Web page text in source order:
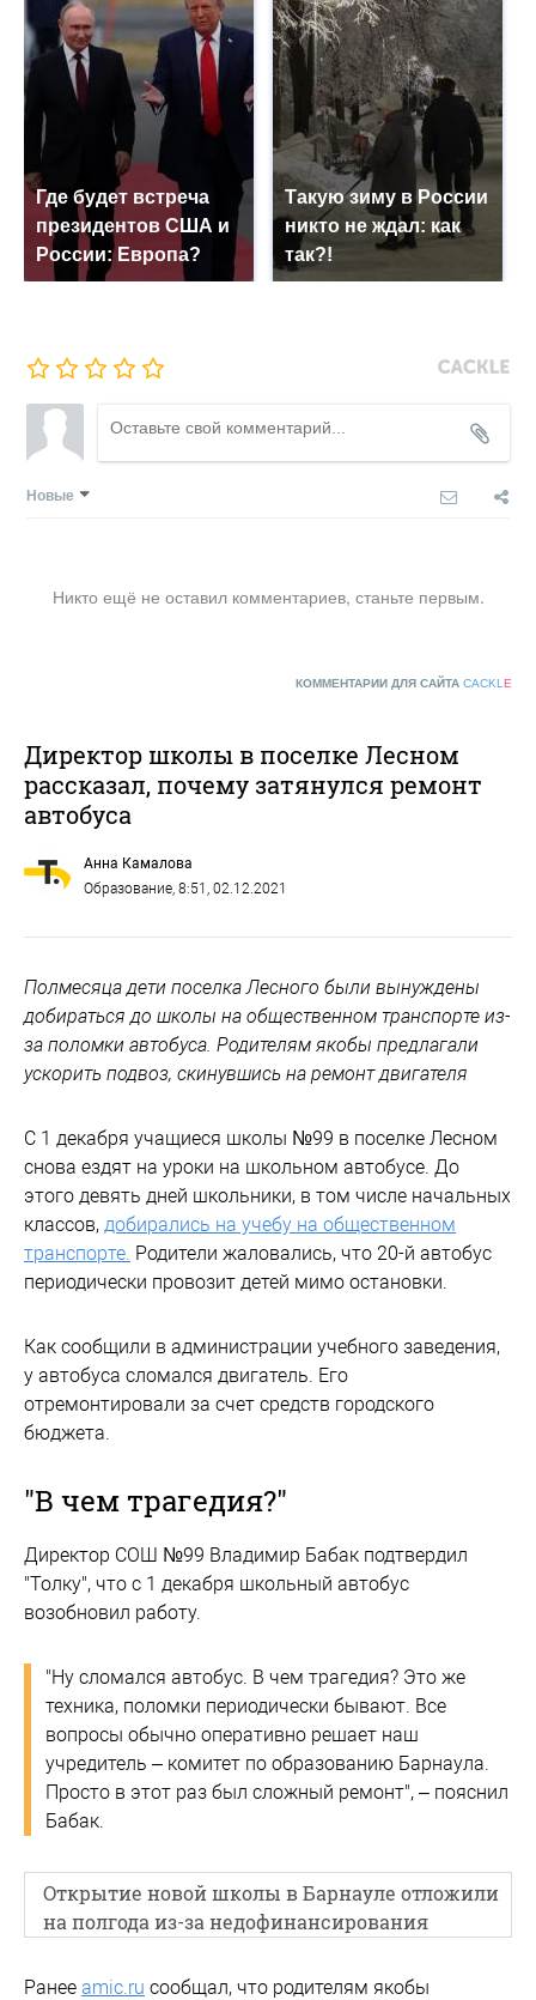
Где будет встреча
президентов США и
России: Европа?
Такую зиму в России
никто не ждал: как
так?!
Новые
Никто ещё не оставил комментариев, станьте первым.
КОММЕНТАРИИ ДЛЯ САЙТА CACKL E
Директор школы в поселке Лесном
рассказал, почему затянулся ремонт
автобуса
Анна Камалова
Образование, 8:51, 02.12.2021
Полмесяца дети поселка Лесного были вынуждены
добираться до школы на общественном транспорте из-
за поломки автобуса. Родителям якобы предлагали
ускорить подвоз, скинувшись на ремонт двигателя
С 1 декабря учащиеся школы №99 в поселке Лесном
снова ездят на уроки на школьном автобусе. До
этого девять дней школьники, в том числе начальных
классов, добирались на учебу на общественном
транспорте. Родители жаловались, что 20-й автобус
периодически провозит детей мимо остановки.
Как сообщили в администрации учебного заведения,
у автобуса сломался двигатель. Его
отремонтировали за счет средств городского
бюджета.
"В чем трагедия?"
Директор СОШ №99 Владимир Бабак подтвердил
"Толку", что с 1 декабря школьный автобус
возобновил работу.
"Ну сломался автобус. В чем трагедия? Это же
техника, поломки периодически бывают. Все
вопросы обычно оперативно решает наш
учредитель – комитет по образованию Барнаула.
Просто в этот раз был сложный ремонт", – пояснил
Бабак.
Открытие новой школы в Барнауле отложили
на полгода из-за недофинансирования
Ранее amic.ru сообщал, что родителям якобы